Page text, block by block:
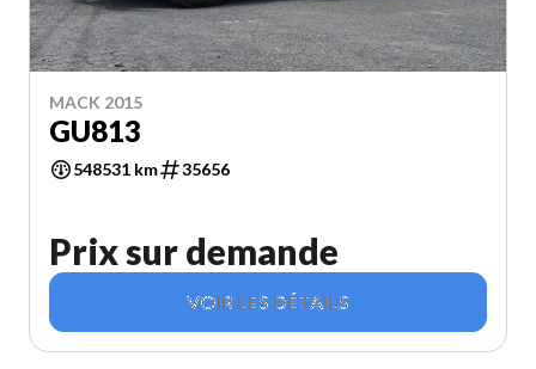
MACK 2015
GU813
548531 km 35656
Prix sur demande
VOIR LES DÉTAILS